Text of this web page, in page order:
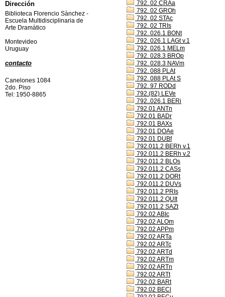
792. 02 CRAa
792. 02 GROh
792. 02 STAc
792. 02 TRIs
792. 026.1 BONt
792. 026.1 LAGt v.1
792. 026.1 MELm
792. 028.3 BROp
792. 028.3 NAVm
792. 088 PLAt
792. 088 PLAt S
792. 97 RODd
792.(82) LEVe
792..026.1 BERi
792.01 ANTn
792.01 BADr
792.01 BAXs
792.01 DOAe
792.01 DUBf
792.011.2 BERh v.1
792.011.2 BERh v.2
792.011.2 BLOs
792.011.2 CASs
792.011.2 DORt
792.011.2 DUVs
792.011.2 PRIs
792.011.2 QUIt
792.011.2 SAZt
792.02 ABIc
792.02 ALOm
792.02 APPm
792.02 ARTa
792.02 ARTc
792.02 ARTd
792.02 ARTm
792.02 ARTn
792.02 ARTt
792.02 BARt
792.02 BECl
Dirección
Biblioteca Florencio Sànchez -
Escuela Multidisciplinaria de
Arte Dramàtico
Montevideo
Uruguay
contacto
Canelones 1084
2do. Piso
Tel: 1950-8865